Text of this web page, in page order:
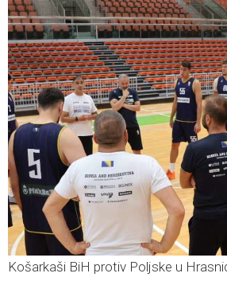
Košarkaši BiH protiv Poljske u